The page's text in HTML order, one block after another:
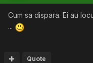
Cum sa dispara. Ei au
...
Quote